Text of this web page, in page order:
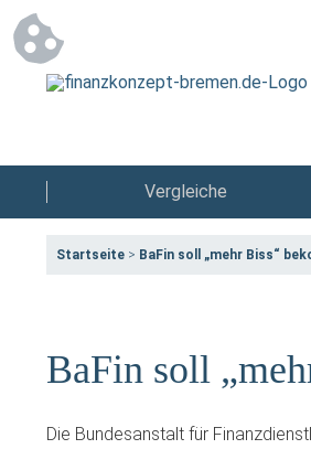
Vergleiche
Startseite > BaFin soll „mehr Biss“
BaFin soll
Die Bundesanstalt für